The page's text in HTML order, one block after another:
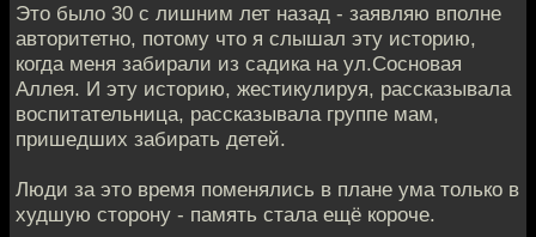
Это было 30 с лишним лет назад - заявляю вполне
авторитетно, потому что я слышал эту историю,
когда меня забирали из садика на ул.Сосновая
Аллея. И эту историю, жестикулируя, рассказывала
воспитательница, рассказывала группе мам,
пришедших забирать детей.
Люди за это время поменялись в плане ума только в
худшую сторону - память стала ещё короче.